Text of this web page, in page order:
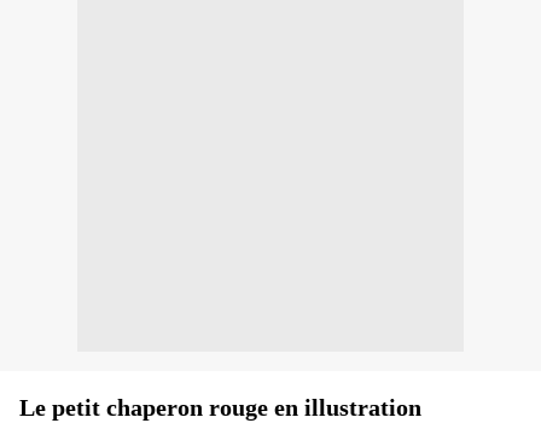
Le petit chaperon rouge en illustration